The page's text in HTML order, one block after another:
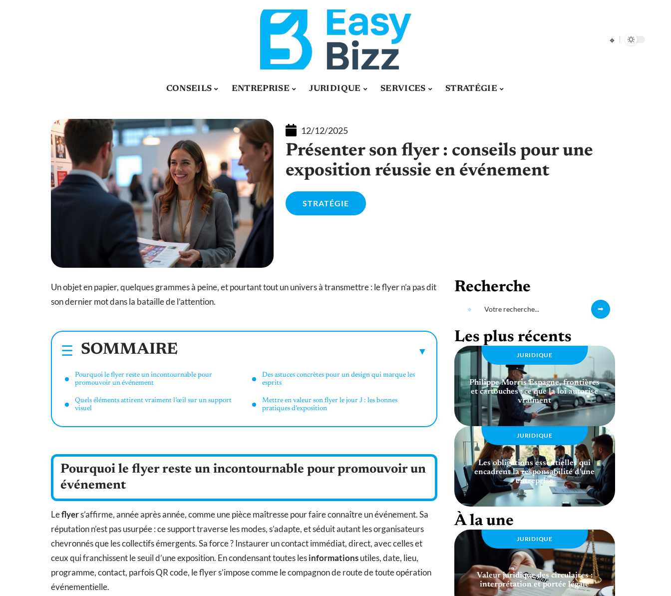
CONSEILS ENTREPRISE JURIDIQUE SERVICES STRATÉGIE
12/12/2025
Présenter son flyer : conseils pour une
exposition réussie en événement
STRATÉGIE
Un objet en papier, quelques grammes à peine, et pourtant tout un univers à transmettre : le flyer n’a pas dit
son dernier mot dans la bataille de l’attention.
SOMMAIRE
Pourquoi le flyer reste un incontournable pour
promouvoir un événement
Quels éléments attirent vraiment l’œil sur un support
visuel
Des astuces concrètes pour un design qui marque les
esprits
Mettre en valeur son flyer le jour J : les bonnes
pratiques d’exposition
Pourquoi le flyer reste un incontournable pour promouvoir un
événement
Leflyers’affirme, année après année, comme une pièce maîtresse pour faire connaître un événement. Sa
réputation n’est pas usurpée : ce support traverse les modes, s’adapte, et séduit autant les organisateurs
chevronnés que les collectifs émergents. Sa force ? Instaurer un contact immédiat, direct, avec celles et
ceux qui franchissent le seuil d’une exposition. En condensant toutes lesinformationsutiles, date, lieu,
programme, contact, parfois QR code, le flyer s’impose comme le compagnon de route de toute opération
événementielle.
Recherche
Les plus récents
JURIDIQUE
Philippe Morris Espagne, frontières
et cartouches : ce que la loi autorise
vraiment
JURIDIQUE
Les obligations essentielles qui
encadrent la responsabilité d’une
entreprise
À la une
JURIDIQUE
Valeur juridique des circulaires :
interprétation et portée légale